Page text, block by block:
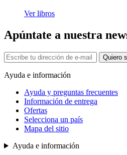
Ver libros
Apúntate a nuestra
Quiero
Ayuda e información
Ayuda y preguntas frecuentes
Información de entrega
Ofertas
Selecciona un país
Mapa del sitio
Ayuda e información